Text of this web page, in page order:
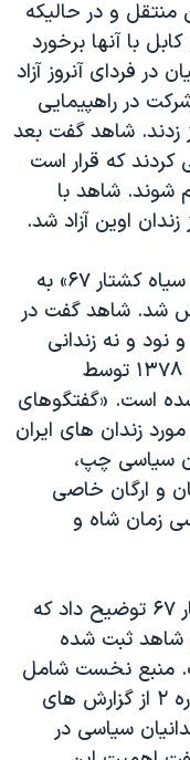
منتقل و در حالیکه
با آنها برخورد
در فردای آنروز آزاد
در راهپیمایی
زدند. شاهد گفت بعد
کردند که قرار است
شوند. شاهد با
در جلسه امروز دادگاه در مورد «کتاب سیاه کشتار ۶۷» به
شد. شاهد گفت در
نود و نه زندانی
اعدامی درج شده است. کتاب در سال ۱۳۷۸ توسط
است. «گفتگوهای
جلد کتاب در مورد زندان های ایران
سیاسی چپ،
و ارگان خاصی
زمان شاه و
محمد ایزدجو درباره کتاب سیاه کشتار ۶۷ توضیح داد که
شاهد ثبت شده
منبع نخست شامل
گزارش اصلی شاهد است و منبع شماره ۲ از گزارش های
از زندانیان سیاسی در